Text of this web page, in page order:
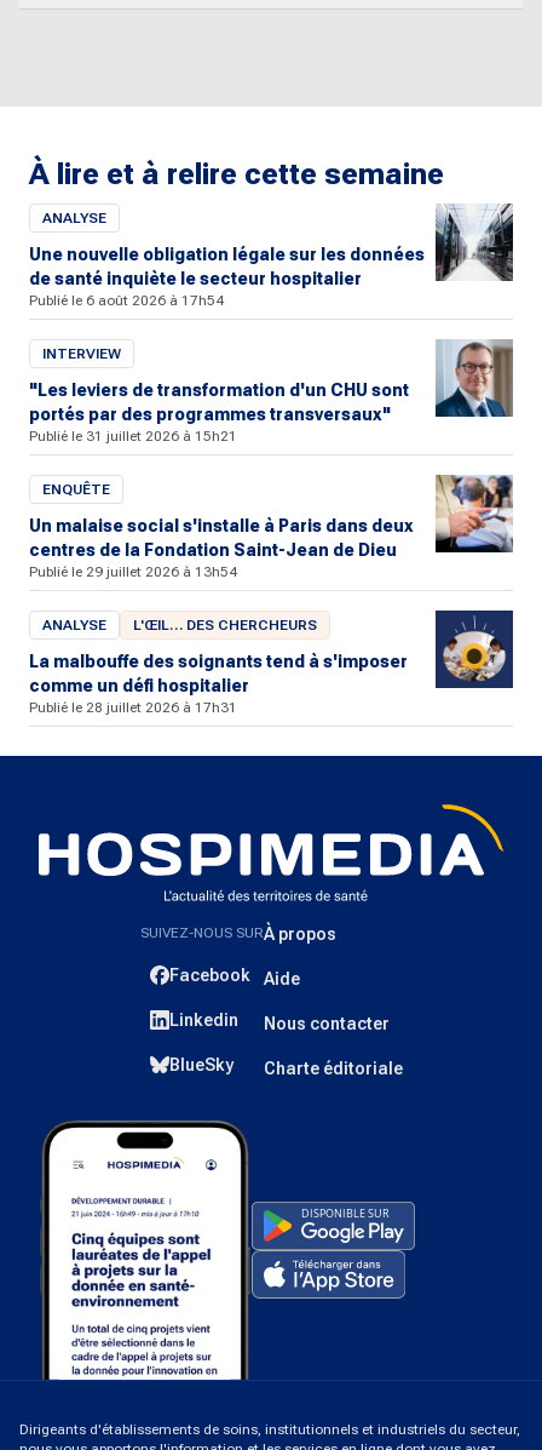
À lire et à relire cette semaine
ANALYSE
Une nouvelle obligation légale sur les données
de santé inquiète le secteur hospitalier
Publié le 6 août 2026 à 17h54
INTERVIEW
"Les leviers de transformation d'un CHU sont
portés par des programmes transversaux"
Publié le 31 juillet 2026 à 15h21
ENQUÊTE
Un malaise social s'installe à Paris dans deux
centres de la Fondation Saint-Jean de Dieu
Publié le 29 juillet 2026 à 13h54
ANALYSE L'ŒIL… DES CHERCHEURS
La malbouffe des soignants tend à s'imposer
comme un défi hospitalier
Publié le 28 juillet 2026 à 17h31
SUIVEZ-NOUS SUR
Facebook
Linkedin
BlueSky
À propos
Aide
Nous contacter
Charte éditoriale
Dirigeants d'établissements de soins, institutionnels et industriels du secteur,